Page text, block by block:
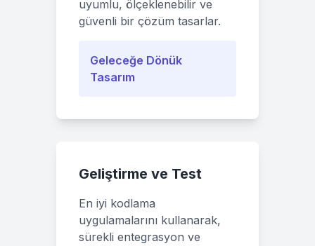
uyumlu, ölçeklenebilir ve
güvenli bir çözüm tasarlar.
Geleceğe Dönük
Tasarım
Geliştirme ve Test
En iyi kodlama
uygulamalarını kullanarak,
sürekli entegrasyon ve